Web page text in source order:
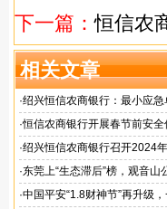
下一篇：恒信农
相关文章
·绍兴恒信农商银行：最小应
担当
·恒信农商银行开展春节前安全
·绍兴恒信农商银行召开2024
·东莞上“生态滞后”榜，观音山
·中国平安“1.8财神节”再升级